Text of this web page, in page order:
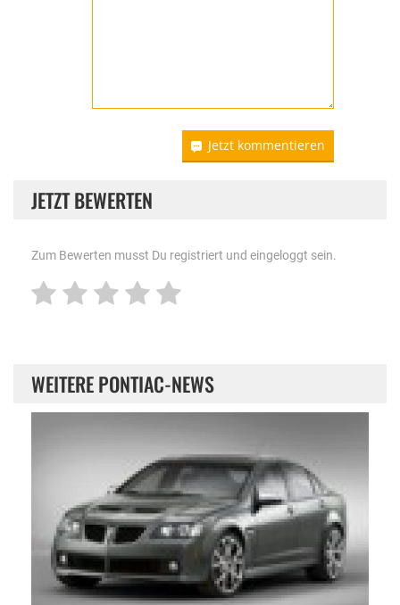
Jetzt kommentieren
JETZT BEWERTEN
Zum Bewerten musst Du registriert und eingeloggt sein.
WEITERE PONTIAC-NEWS